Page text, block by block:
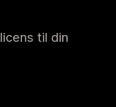
til din